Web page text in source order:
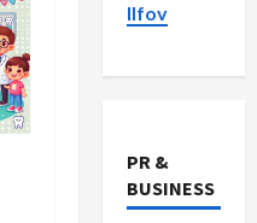
Ilfov
PR &
BUSINESS